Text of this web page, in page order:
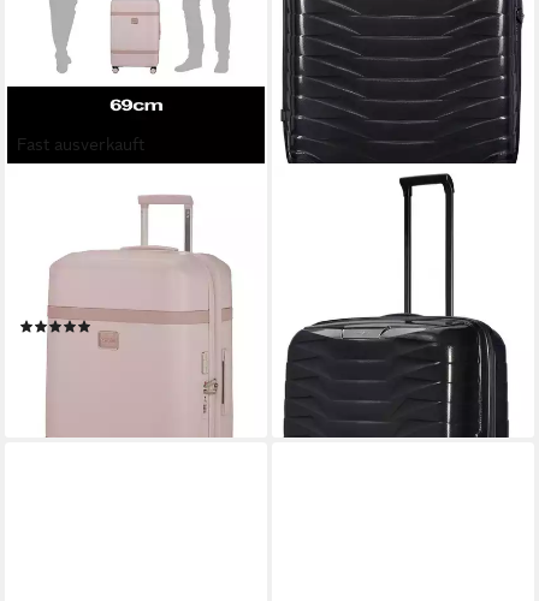
Fast ausverkauft
Hartschalen-Trolley IMAGE, 4
Rollen, mit Teleskopgriff und
Soft-Touch-Tragegriff, mit
Premium-Nassbeutel
(1)
lieferbar - in 2-4 Werktagen bei dir
509,00 €
lieferbar - in 2-4 Werktagen bei dir